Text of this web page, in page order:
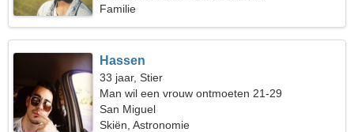
Familie
Hassen
33 jaar, Stier
Man wil een vrouw ontmoeten 21-29
San Miguel
Skiën, Astronomie